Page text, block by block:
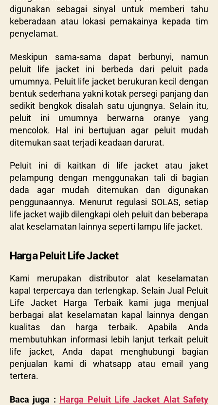
digunakan sebagai sinyal untuk memberi tahu
keberadaan atau lokasi pemakainya kepada tim
penyelamat.
Meskipun sama-sama dapat berbunyi, namun
peluit life jacket ini berbeda dari peluit pada
umumnya. Peluit life jacket berukuran kecil dengan
bentuk sederhana yakni kotak persegi panjang dan
sedikit bengkok disalah satu ujungnya. Selain itu,
peluit ini umumnya berwarna oranye yang
mencolok. Hal ini bertujuan agar peluit mudah
ditemukan saat terjadi keadaan darurat.
Peluit ini di kaitkan di life jacket atau jaket
pelampung dengan menggunakan tali di bagian
dada agar mudah ditemukan dan digunakan
penggunaannya. Menurut regulasi SOLAS, setiap
life jacket wajib dilengkapi oleh peluit dan beberapa
alat keselamatan lainnya seperti lampu life jacket.
Harga Peluit Life Jacket
Kami merupakan distributor alat keselamatan
kapal terpercaya dan terlengkap. Selain Jual Peluit
Life Jacket Harga Terbaik kami juga menjual
berbagai alat keselamatan kapal lainnya dengan
kualitas dan harga terbaik. Apabila Anda
membutuhkan informasi lebih lanjut terkait peluit
life jacket, Anda dapat menghubungi bagian
penjualan kami di whatsapp atau email yang
tertera.
Baca juga : Harga Peluit Life Jacket Alat Safety